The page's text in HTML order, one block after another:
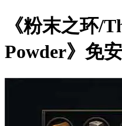
《粉末之环/
Powder》免